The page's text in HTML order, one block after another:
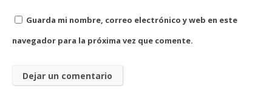
Guarda mi nombre, correo electrónico y web en este
navegador para la próxima vez que comente.